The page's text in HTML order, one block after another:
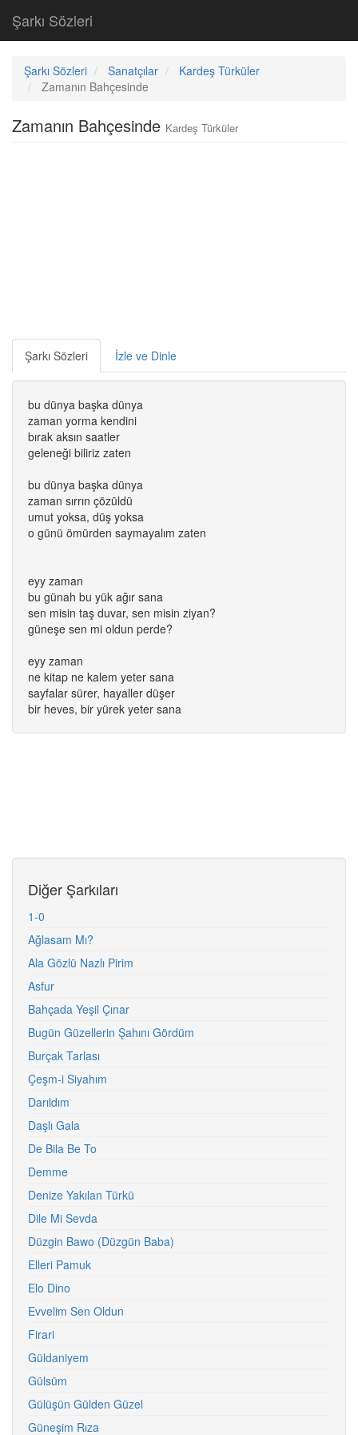
Şarkı Sözleri
Şarkı Sözleri Sanatçılar
Kardeş Türküler
Zamanın Bahçesinde
Zamanın Bahçesinde Kardeş Türküler
Şarkı Sözleri İzle ve Dinle
bu dünya başka dünya
zaman yorma kendini
bırak aksın saatler
geleneği biliriz zaten
bu dünya başka dünya
zaman sırrın çözüldü
umut yoksa, düş yoksa
o günü ömürden saymayalım zaten
eyy zaman
bu günah bu yük ağır sana
sen misin taş duvar, sen misin ziyan?
güneşe sen mi oldun perde?
eyy zaman
ne kitap ne kalem yeter sana
sayfalar sürer, hayaller düşer
bir heves, bir yürek yeter sana
Diğer Şarkıları
1-0
Ağlasam Mı?
Ala Gözlü Nazlı Pirim
Asfur
Bahçada Yeşil Çınar
Bugün Güzellerin Şahını Gördüm
Burçak Tarlası
Çeşm-i Siyahım
Darıldım
Daşlı Gala
De Bila Be To
Demme
Denize Yakılan Türkü
Dile Mi Sevda
Düzgin Bawo (Düzgün Baba)
Elleri Pamuk
Elo Dino
Evvelim Sen Oldun
Firari
Güldaniyem
Gülsüm
Gülüşün Gülden Güzel
Güneşim Rıza